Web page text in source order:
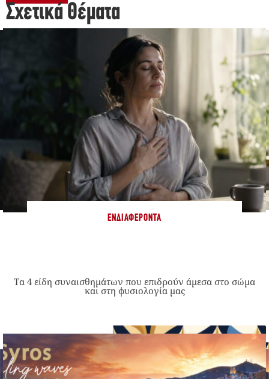
Σχετικά Θέματα
ΕΝΔΙΑΦΈΡΟΝΤΑ
Τα 4 είδη συναισθημάτων που επιδρούν άμεσα στο σώμα
και στη φυσιολογία μας